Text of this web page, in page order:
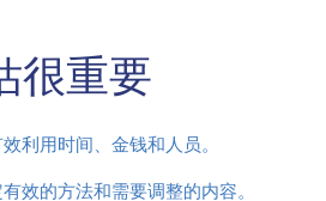
很重要
利用时间、金钱和人员。
效的方法和需要调整的内容。